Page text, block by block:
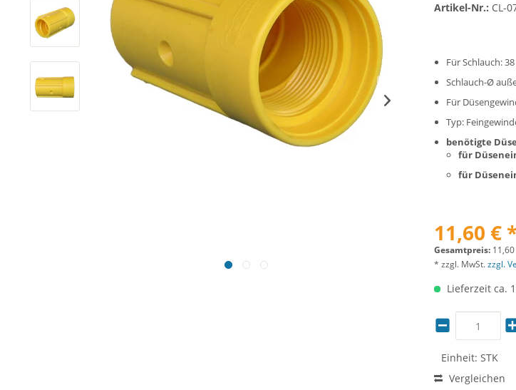
Artikel-Nr.: CL-
Für Schlauch:
Schlauch-Ø
Für
Typ:
benötigte
für
für
11,60 €
Gesamtpreis: 11,60
* zzgl. MwSt.zzgl.
Lieferzeit ca.
Einheit: STK
Vergleichen